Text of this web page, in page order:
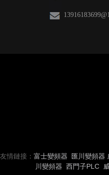
13916183699
友情鏈接： 富士變頻器 匯川變頻器
川變頻器 西門子PLC